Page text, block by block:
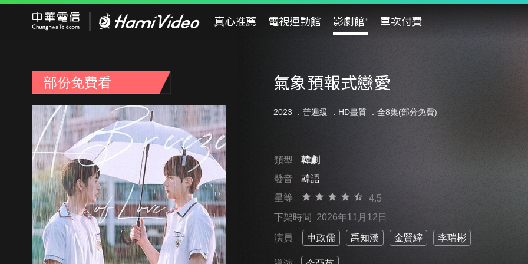
真心推薦 電視運動館 影劇館⁺ 單次付費
部份免費看 氣象預報式戀愛
2023 ． 普遍級 ．HD畫質 ．全8集(部分免費)
類型
韓劇
發音
韓語
星等
4.5
下架時間 2026年11月12日
演員 申政儒 禹知漢 金賢縡 李瑞彬